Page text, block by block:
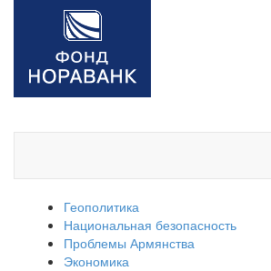
Геополитика
Национальная безопасность
Проблемы Армянства
Экономика